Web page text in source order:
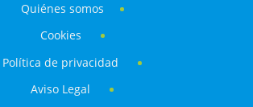
Quiénes somos
Cookies
Política de privacidad
Aviso Legal